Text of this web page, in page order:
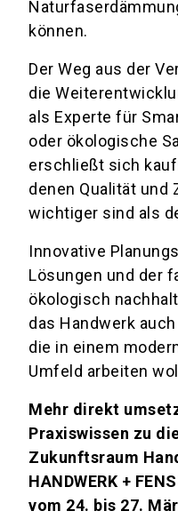
können.
Der Weg aus der
die
als Experte für
oder ökologische
erschließt sich
denen Qualität
wichtiger sind als
Innovative
Lösungen und der
ökologisch
das Handwerk
die in einem
Umfeld arbeiten
Mehr direkt
Praxiswissen zu
Zukunftsraum
HANDWERK +
vom 24. bis 27.